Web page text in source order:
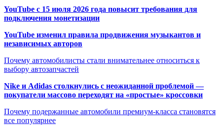
YouTube с 15 июля 2026 года повысит требования для
подключения монетизации
YouTube изменил правила продвижения музыкантов и
независимых авторов
Почему автомобилисты стали внимательнее относиться к
выбору автозапчастей
Nike и Adidas столкнулись с неожиданной проблемой —
покупатели массово переходят на «простые» кроссовки
Почему подержанные автомобили премиум-класса становятся
все популярнее